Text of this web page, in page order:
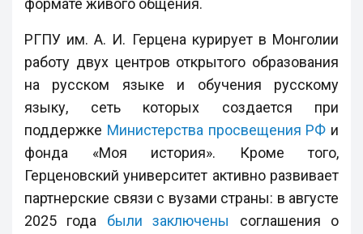
формате живого общения.
РГПУ им. А. И. Герцена курирует в Монголии
работу двух центров открытого образования
на русском языке и обучения русскому
языку, сеть которых создается при
поддержке Министерства просвещения РФ и
фонда «Моя история». Кроме того,
Герценовский университет активно развивает
партнерские связи с вузами страны: в августе
2025 года были заключены
соглашения о